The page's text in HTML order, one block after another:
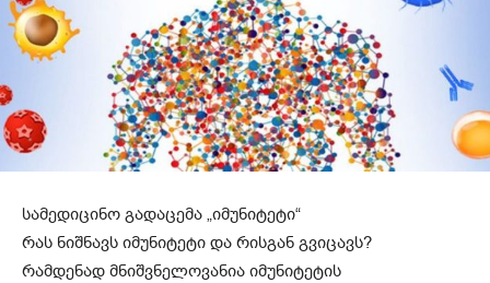
სამედიცინო გადაცემა „იმუნიტეტი“
რას ნიშნავს იმუნიტეტი და რისგან გვიცავს?
რამდენად მნიშვნელოვანია იმუნიტეტის